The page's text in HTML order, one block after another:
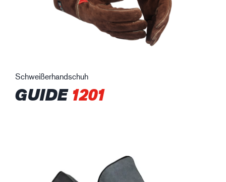
Schweißerhandschuh
GUIDE1201